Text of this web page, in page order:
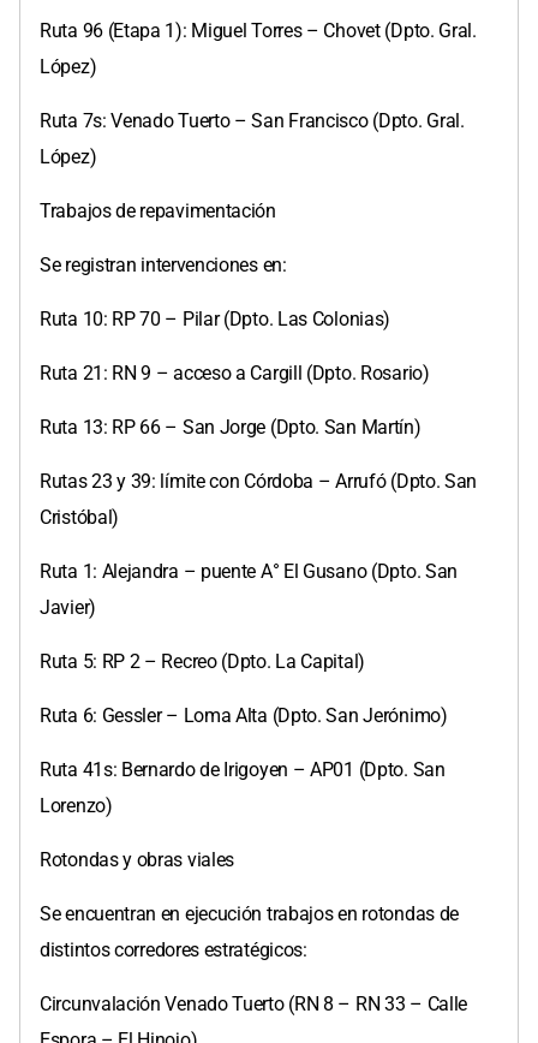
Ruta 96 (Etapa 1): Miguel Torres – Chovet (Dpto. Gral.
López)
Ruta 7s: Venado Tuerto – San Francisco (Dpto. Gral.
López)
Trabajos de repavimentación
Se registran intervenciones en:
Ruta 10: RP 70 – Pilar (Dpto. Las Colonias)
Ruta 21: RN 9 – acceso a Cargill (Dpto. Rosario)
Ruta 13: RP 66 – San Jorge (Dpto. San Martín)
Rutas 23 y 39: límite con Córdoba – Arrufó (Dpto. San
Cristóbal)
Ruta 1: Alejandra – puente A° El Gusano (Dpto. San
Javier)
Ruta 5: RP 2 – Recreo (Dpto. La Capital)
Ruta 6: Gessler – Loma Alta (Dpto. San Jerónimo)
Ruta 41s: Bernardo de Irigoyen – AP01 (Dpto. San
Lorenzo)
Rotondas y obras viales
Se encuentran en ejecución trabajos en rotondas de
distintos corredores estratégicos:
Circunvalación Venado Tuerto (RN 8 – RN 33 – Calle